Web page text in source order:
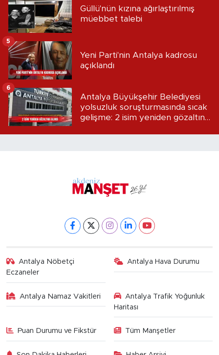
Güllü'nün kızına ağırlaştırılmış
müebbet talebi
Yeni Parti'nin Antalya kadrosu
açıklandı
5
Antalya Büyükşehir Belediyesi
yolsuzluk soruşturmasında sıcak
gelişme: 2 isim yeniden gözaltına
6
Antalya Nöbetçi
Eczaneler
Antalya Hava Durumu
Antalya Namaz Vakitleri
Antalya Trafik Yoğunluk
Haritası
Puan Durumu ve Fikstür Tüm Manşetler